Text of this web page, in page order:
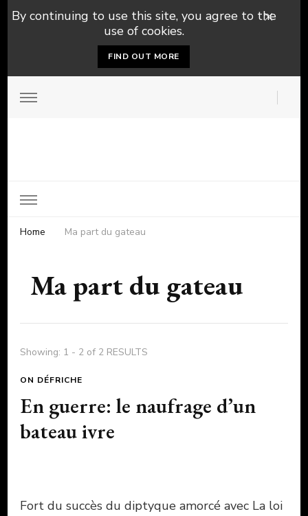
By continuing to use this site, you agree to the
use of cookies.
FIND OUT MORE
Home Ma part du gateau
Ma part du gateau
Showing: 1 - 2 of 2 RESULTS
ON DÉFRICHE
En guerre: le naufrage d’un
bateau ivre
Fort du succès du diptyque amorcé avec La loi